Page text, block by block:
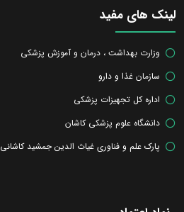
لینک های مفید
وزارت بهداشت ، درمان و آموزش پزشکی
سازمان غذا و دارو
اداره کل تجهیزات پزشکی
دانشگاه علوم پزشکی کاشان
پارک علم و فناوری غیاث الدین جمشید کاشانی